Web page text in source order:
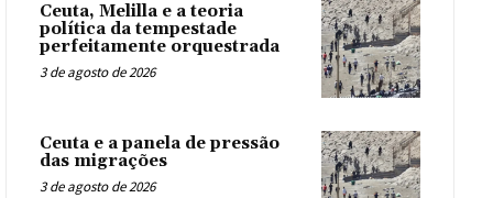
Ceuta, Melilla e a teoria
política da tempestade
perfeitamente orquestrada
3 de agosto de 2026
Ceuta e a panela de pressão
das migrações
3 de agosto de 2026